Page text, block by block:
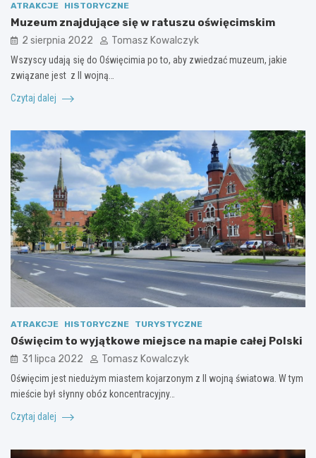
ATRAKCJE HISTORYCZNE
Muzeum znajdujące się w ratuszu oświęcimskim
2 sierpnia 2022 Tomasz Kowalczyk
Wszyscy udają się do Oświęcimia po to, aby zwiedzać muzeum, jakie
związane jest z II wojną…
Czytaj dalej
ATRAKCJE HISTORYCZNE TURYSTYCZNE
Oświęcim to wyjątkowe miejsce na mapie całej Polski
31 lipca 2022 Tomasz Kowalczyk
Oświęcim jest niedużym miastem kojarzonym z II wojną światowa. W tym
mieście był słynny obóz koncentracyjny…
Czytaj dalej